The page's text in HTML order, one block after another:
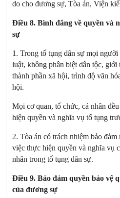
do cho đương sự, Tòa án, Viện
Điều 8. Bình đẳng về quyền và
sự
1. Trong tố tụng dân sự mọi
luật, không phân biệt dân tộc,
thành phần xã hội, trình độ văn
hội.
Mọi cơ quan, tổ chức, cá nhân
hiện quyền và nghĩa vụ tố tụng
2. Tòa án có trách nhiệm bảo
việc thực hiện quyền và nghĩa vụ
nhân trong tố tụng dân sự.
Điều 9. Bảo đảm quyền bảo vệ
của đương sự